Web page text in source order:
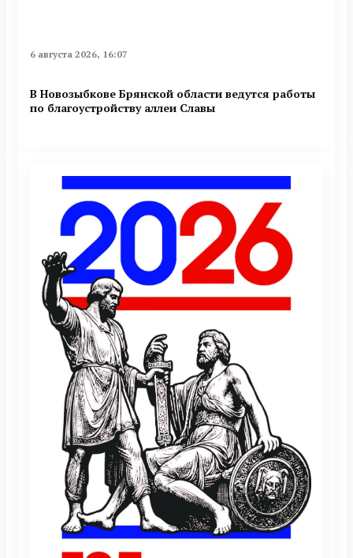
6 августа 2026, 16:07
В Новозыбкове Брянской области ведутся работы
по благоустройству аллеи Славы